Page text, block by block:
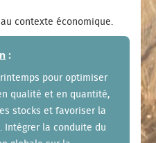
contexte économique.
:
pour optimiser
qualité et en quantité,
stocks et favoriser la
Intégrer la conduite du